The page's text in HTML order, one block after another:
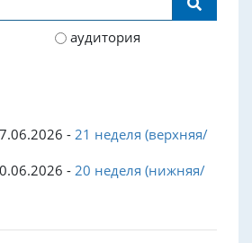
аудитория
- 21 неделя (верхняя/
- 20 неделя (нижняя/